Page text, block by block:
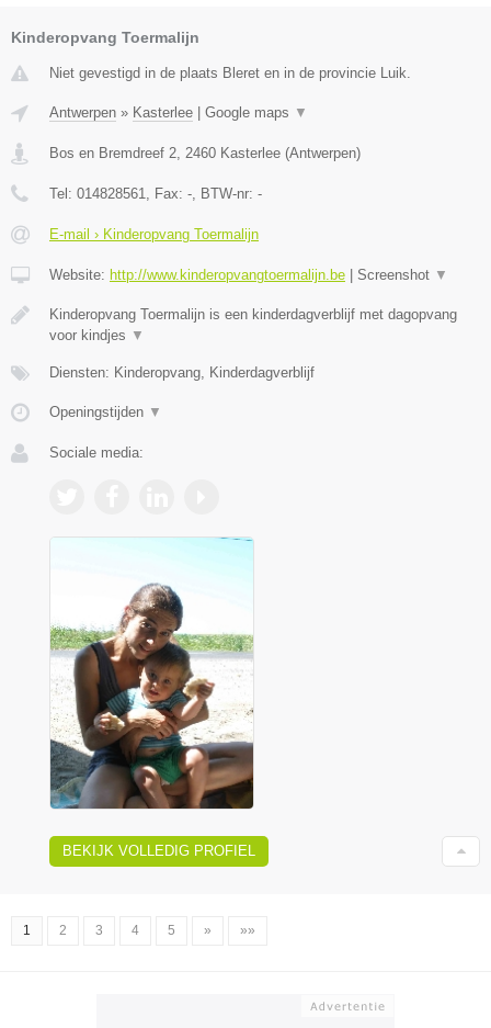
Kinderopvang Toermalijn
Niet gevestigd in de plaats Bleret en in de provincie Luik.
Antwerpen » Kasterlee Google maps ▼
Bos en Bremdreef 2 2460 Kasterlee (Antwerpen)
Tel: 014828561 , Fax: - , BTW-nr: -
E-mail › Kinderopvang Toermalijn
Website: http://www.kinderopvangtoermalijn.be Screenshot ▼
Kinderopvang Toermalijn is een kinderdagverblijf met dagopvang
voor kindjes ▼
Diensten: Kinderopvang, Kinderdagverblijf
Openingstijden ▼
Sociale media:
BEKIJK VOLLEDIG PROFIEL
1 2 3 4 5 » »»